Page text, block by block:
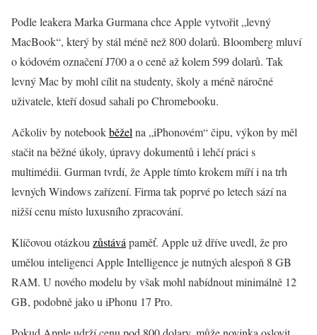
Podle leakera Marka Gurmana chce Apple vytvořit „levný
MacBook“, který by stál méně než 800 dolarů. Bloomberg mluví
o kódovém označení J700 a o ceně až kolem 599 dolarů. Tak
levný Mac by mohl cílit na studenty, školy a méně náročné
uživatele, kteří dosud sahali po Chromebooku.
Ačkoliv by notebookběžel na „iPhonovém“ čipu, výkon by měl
stačit na běžné úkoly, úpravy dokumentů i lehčí práci s
multimédii. Gurman tvrdí, že Apple tímto krokem míří i na trh
levných Windows zařízení. Firma tak poprvé po letech sází na
nižší cenu místo luxusního zpracování.
Klíčovou otázkou zůstává paměť. Apple už dříve uvedl, že pro
umělou inteligenci Apple Intelligence je nutných alespoň 8 GB
RAM. U nového modelu by však mohl nabídnout minimálně 12
GB, podobně jako u iPhonu 17 Pro.